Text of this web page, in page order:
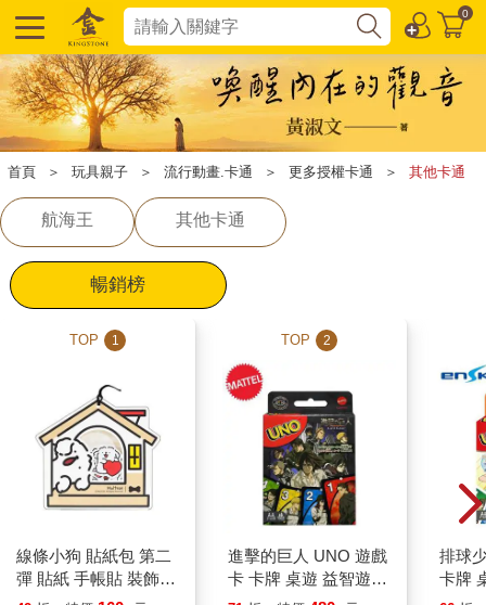
0
首頁 ＞ 玩具親子 ＞ 流行動畫.卡通 ＞ 更多授權卡通 ＞ 其他卡通
航海王 其他卡通
暢銷榜
TOP 1
線條小狗 貼紙包 第二
彈 貼紙 手帳貼 裝飾貼
紙 小白 小金 馬爾濟斯
TOP 2
進擊的巨人 UNO 遊戲
卡 卡牌 桌遊 益智遊戲
艾連葉卡 里維 米卡莎
排球
卡牌
向翔